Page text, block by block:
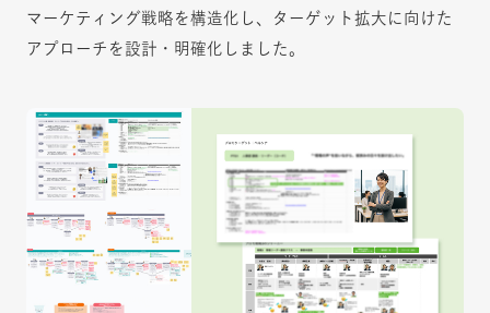
マーケティング戦略を構造化し、ターゲット拡大に向けた
アプローチを設計・明確化しました。